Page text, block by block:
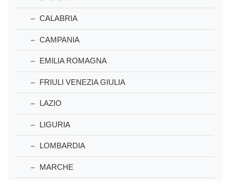
CALABRIA
CAMPANIA
EMILIA ROMAGNA
FRIULI VENEZIA GIULIA
LAZIO
LIGURIA
LOMBARDIA
MARCHE